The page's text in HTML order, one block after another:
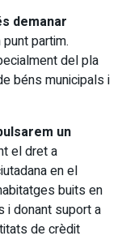
demanar
partim.
del pla
béns municipals i
un
el dret a
en el
buits en
i donant suport a
de crèdit